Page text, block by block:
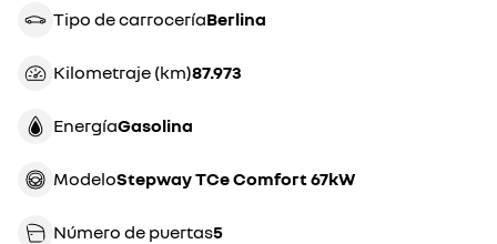
Tipo de carrocería berlina
Kilometraje (km) 87.973
Energía gasolina
Modelo Stepway TCe Comfort 67kW
Número de puertas5